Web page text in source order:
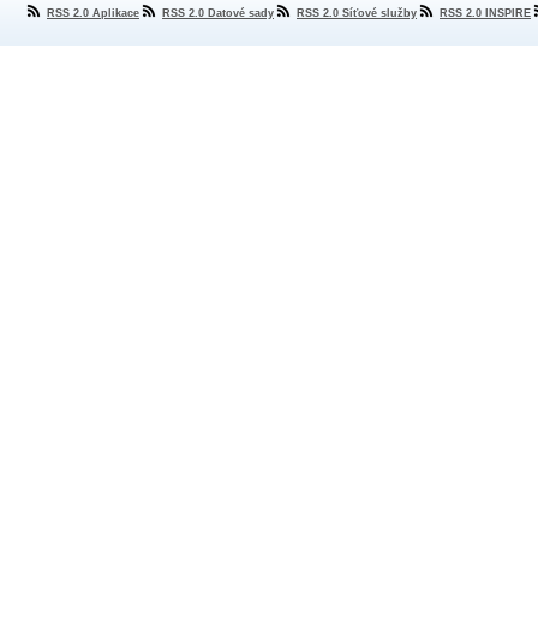
RSS 2.0 Aplikace
RSS 2.0 Datové sady RSS 2.0 Síťové služby RSS 2.0 INSPIRE